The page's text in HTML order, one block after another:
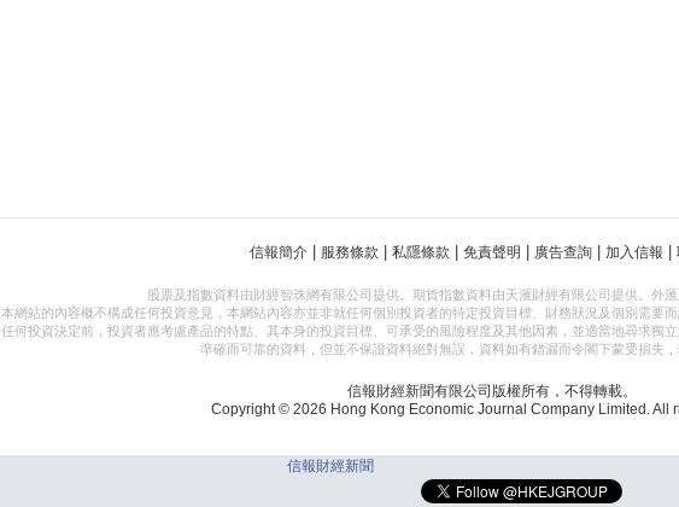
信報簡介 服務條款 私隱條款 免責聲明 廣告查詢 加入信報
股票及指數資料由財經智珠網有限公司提供。期貨指數資料由天滙財經有限公司提供。外滙
本網站的內容概不構成任何投資意見，本網站內容亦並非就任何個別投資者的特定投資目標、財務狀況及個別需要
任何投資決定前，投資者應考慮產品的特點、其本身的投資目標、可承受的風險程度及其他因素，並適當地尋求獨
準確而可靠的資料，但並不保證資料絕對無誤，資料如有錯漏而令閣下蒙受損失，
信報財經新聞有限公司版權所有，不得轉載。
Copyright © 2026 Hong Kong Economic Journal Company Limited. All
信報財經新聞